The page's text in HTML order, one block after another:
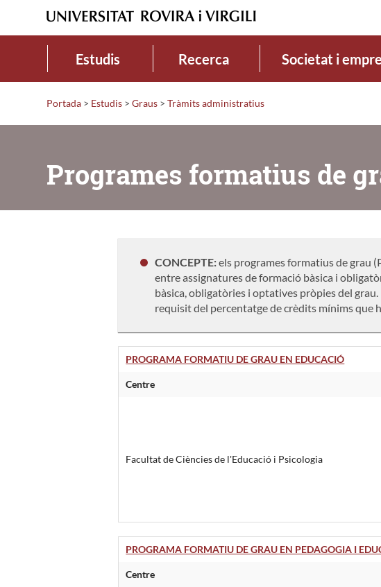
Estudis Recerca Societat i
Portada > Estudis > Graus > Tràmits administratius
Programes formatius de
CONCEPTE:els programes formatius de grau
entre assignatures de formació bàsica i
bàsica, obligatòries i optatives pròpies del
requisit del percentatge de crèdits mínims que
PROGRAMA FORMATIU DE GRAU EN EDUCACIÓ
Centre
Facultat de Ciències de l'Educació i Psicologia
PROGRAMA FORMATIU DE GRAU EN PEDAGOGIA I
Centre